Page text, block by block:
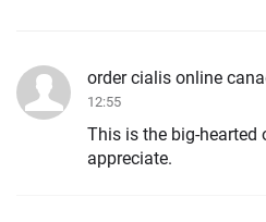
order cialis online
12:55
This is the big-
appreciate.